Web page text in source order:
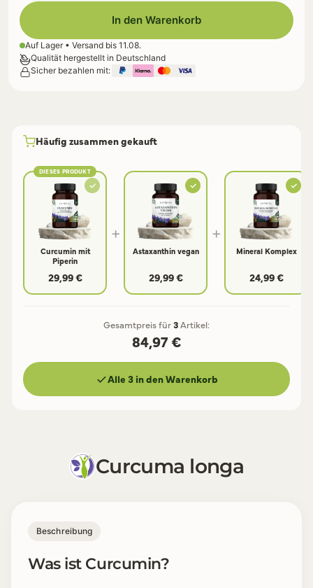
In den Warenkorb
Auf Lager • Versand bis 11.08.
Qualität hergestellt in Deutschland
Sicher bezahlen mit:
Häufig zusammen gekauft
DIESES PRODUKT
Curcumin mit
Piperin
29,99 €
+
Astaxanthin vegan
29,99 €
+
Mineral Komplex
24,99 €
Gesamtpreis für3Artikel:
84,97 €
Alle 3 in den Warenkorb
Curcuma longa
Beschreibung
Was ist Curcumin?